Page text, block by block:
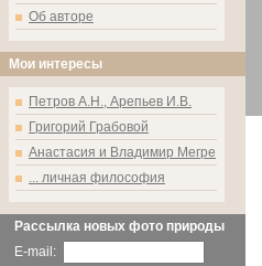
Об авторе
Мои интересы
Петров А.Н., Арепьев И.В.
Григорий Грабовой
Анастасия и Владимир Мегре
... личная философия
Рассылка новых фото природы
E-mail: